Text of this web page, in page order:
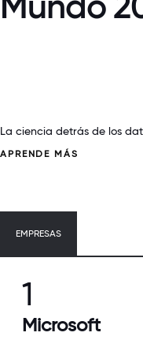
La ciencia detrás de los
APRENDE MÁS
EMPRESAS
1
Microsoft